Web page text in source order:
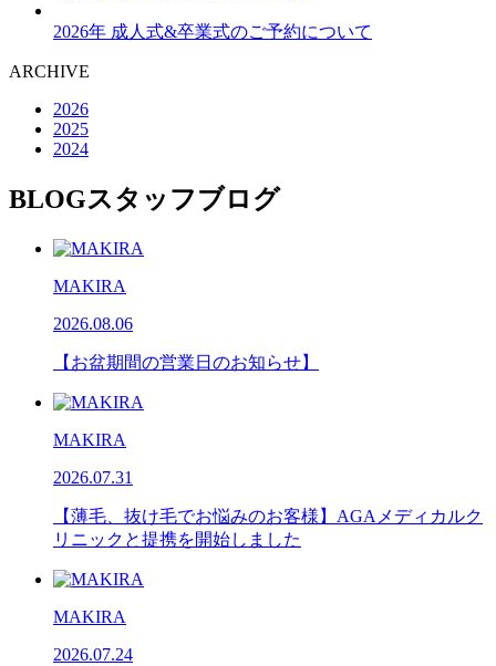
2026年 成人式&卒業式のご予約について
ARCHIVE
2026
2025
2024
BLOGスタッフブログ
MAKIRA
2026.08.06
【お盆期間の営業日のお知らせ】
MAKIRA
2026.07.31
【薄毛、抜け毛でお悩みのお客様】AGAメディカルク
リニックと提携を開始しました
MAKIRA
2026.07.24